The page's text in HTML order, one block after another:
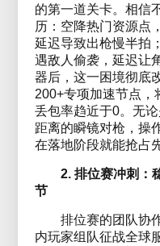
的第一道关卡。相信
历：空降热门资源点
延迟导致出枪慢半拍
遇敌人偷袭，延迟让
器后，这一困境彻底
200+专项加速节点，
丢包率趋近于0。无
距离的瞬镜对枪，操
在落地阶段就能抢占
2. 排位赛冲刺：
节
排位赛的团队协
内玩家组队征战全球